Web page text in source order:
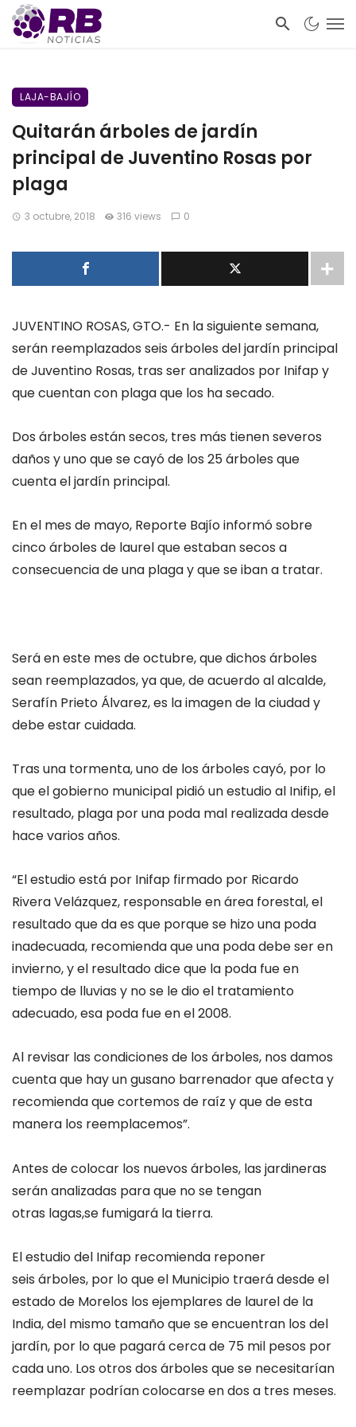
LAJA-BAJÍO
Quitarán árboles de jardín
principal de Juventino Rosas por
plaga
3 octubre, 2018 316 views 0
JUVENTINO ROSAS, GTO.- En la siguiente semana,
serán reemplazados seis árboles del jardín principal
de Juventino Rosas, tras ser analizados por Inifap y
que cuentan con plaga que los ha secado.
Dos árboles están secos, tres más tienen severos
daños y uno que se cayó de los 25 árboles que
cuenta el jardín principal.
En el mes de mayo, Reporte Bajío informó sobre
cinco árboles de laurel que estaban secos a
consecuencia de una plaga y que se iban a tratar.
Será en este mes de octubre, que dichos árboles
sean reemplazados, ya que, de acuerdo al alcalde,
Serafín Prieto Álvarez, es la imagen de la ciudad y
debe estar cuidada.
Tras una tormenta, uno de los árboles cayó, por lo
que el gobierno municipal pidió un estudio al Inifip, el
resultado, plaga por una poda mal realizada desde
hace varios años.
“El estudio está por Inifap firmado por Ricardo
Rivera Velázquez, responsable en área forestal, el
resultado que da es que porque se hizo una poda
inadecuada, recomienda que una poda debe ser en
invierno, y el resultado dice que la poda fue en
tiempo de lluvias y no se le dio el tratamiento
adecuado, esa poda fue en el 2008.
Al revisar las condiciones de los árboles, nos damos
cuenta que hay un gusano barrenador que afecta y
recomienda que cortemos de raíz y que de esta
manera los reemplacemos”.
Antes de colocar los nuevos árboles, las jardineras
serán analizadas para que no se tengan
otras lagas,se fumigará la tierra.
El estudio del Inifap recomienda reponer
seis árboles, por lo que el Municipio traerá desde el
estado de Morelos los ejemplares de laurel de la
India, del mismo tamaño que se encuentran los del
jardín, por lo que pagará cerca de 75 mil pesos por
cada uno. Los otros dos árboles que se necesitarían
reemplazar podrían colocarse en dos a tres meses.